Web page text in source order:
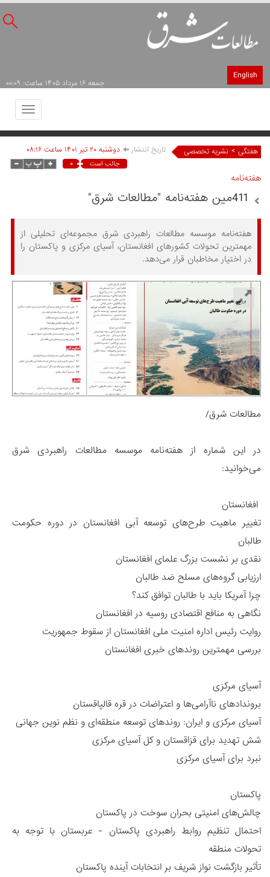
English
جمعه ۱۶ مرداد ۱۴۰۵ ساعت: ۰۰:۰۹
Toggle
هفتگی > نشریه تخصصی تاریخ انتشار دوشنبه ۲۰ تير ۱۴۰۱ ساعت ۰۸:۱۶
جالب است ۰
هفته‌نامه
411مین هفته‌نامه "مطالعات شرق"
هفته‌نامه موسسه مطالعات راهبردی شرق مجموعه‌ای تحلیلی از
مهمترین تحولات کشورهای افغانستان، آسیای مرکزی و پاکستان را
در اختیار مخاطبان قرار می‌دهد.
مطالعات شرق/
در این شماره از هفته‌نامه موسسه مطالعات راهبردی شرق
می‌خوانید:
افغانستان
تغییر ماهیت طرح‌های توسعه آبی افغانستان در دوره حکومت
طالبان
نقدی بر نشست بزرگ علمای افغانستان
ارزیابی گروه‌های مسلح ضد طالبان
چرا آمریکا باید با طالبان توافق کند؟
نگاهی به منافع اقتصادی روسیه در افغانستان
روایت رئیس اداره امنیت ملی افغانستان از سقوط جمهوریت
بررسی مهمترین روندهای خبری افغانستان
آسیای مرکزی
بروندادهای ناآرامی‌ها و اعتراضات در قره قالپاقستان
آسیای مرکزی و ایران: روندهای توسعه منطقه‌ای و نظم نوین جهانی
شش تهدید برای قزاقستان و کل آسیای مرکزی
نبرد برای آسیای مرکزی
پاکستان
چالش‌های امنیتی بحران سوخت در پاکستان
احتمال تنظیم روابط راهبردی پاکستان - عربستان با توجه به
تحولات منطقه
تأثیر بازگشت نواز شریف بر انتخابات آینده پاکستان